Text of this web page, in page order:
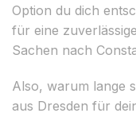
Option du dich
für eine
Sachen nach
Also, warum lange
aus Dresden für